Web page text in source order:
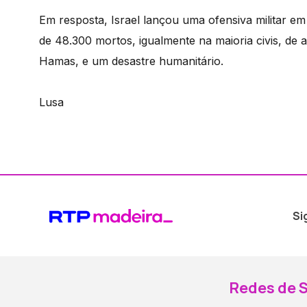
Em resposta, Israel lançou uma ofensiva militar
de 48.300 mortos, igualmente na maioria civis,
Hamas, e um desastre humanitário.
Lusa
Redes de